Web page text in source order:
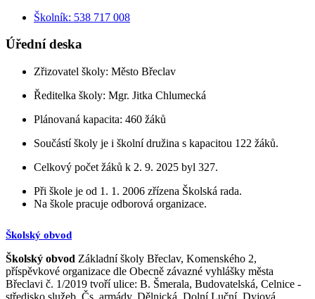
Školník: 538 717 008
Úřední deska
Zřizovatel školy: Město Břeclav
Ředitelka školy: Mgr. Jitka Chlumecká
Plánovaná kapacita: 460 žáků
Součástí školy je i školní družina s kapacitou 122 žáků.
Celkový počet žáků k 2. 9. 2025 byl 327.
Při škole je od 1. 1. 2006 zřízena Školská rada.
Na škole pracuje odborová organizace.
Školský obvod
Školský obvod Základní školy Břeclav, Komenského 2,
příspěvkové organizace dle Obecně závazné vyhlášky města
Břeclavi č. 1/2019 tvoří ulice: B. Šmerala, Budovatelská, Celnice -